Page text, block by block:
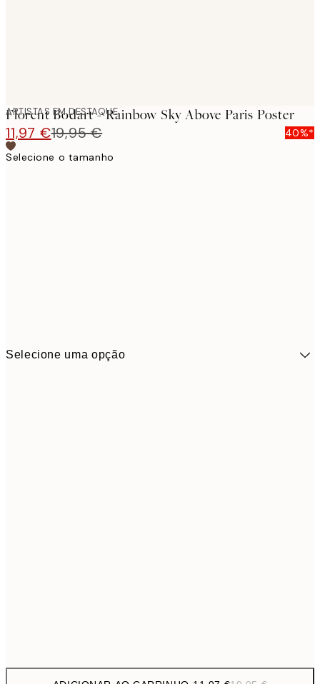
ARTISTAS EM DESTAQUE
Florent Bodart - Rainbow Sky Above Paris Poster
11,97 €19,95 €
40%*
Selecione o tamanho
Selecione uma opção